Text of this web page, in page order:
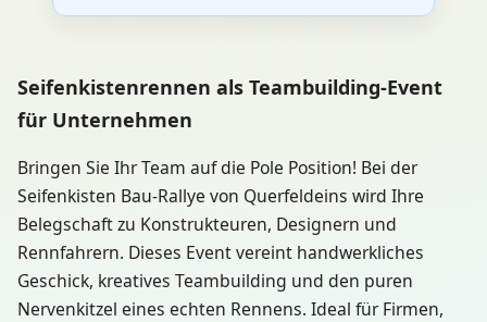
Seifenkistenrennen als Teambuilding-Event
für Unternehmen
Bringen Sie Ihr Team auf die Pole Position! Bei der
Seifenkisten Bau-Rallye von Querfeldeins wird Ihre
Belegschaft zu Konstrukteuren, Designern und
Rennfahrern. Dieses Event vereint handwerkliches
Geschick, kreatives Teambuilding und den puren
Nervenkitzel eines echten Rennens. Ideal für Firmen,